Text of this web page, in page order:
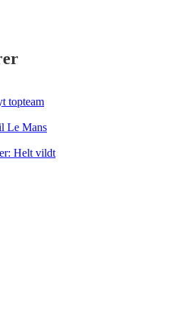
topteam
Le Mans
Helt vildt